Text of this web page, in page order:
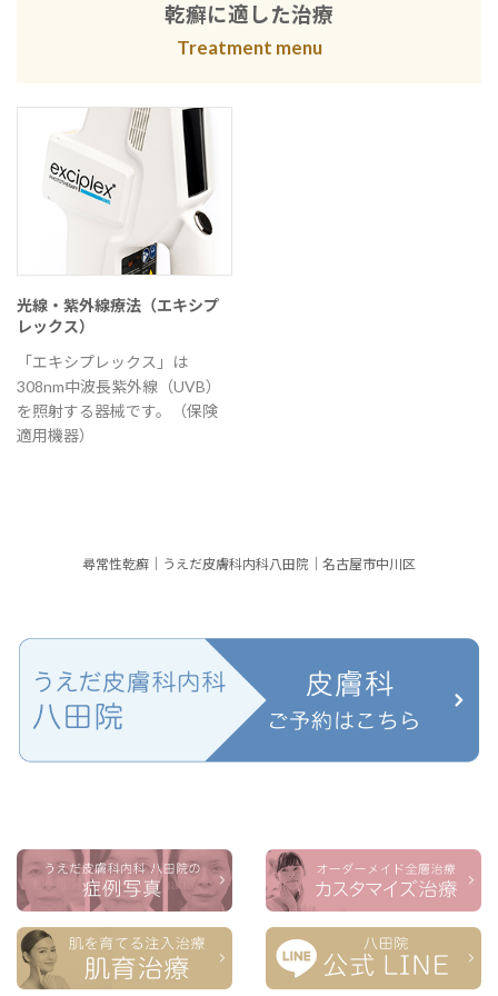
乾癬に適した治療
Treatment menu
光線・紫外線療法（エキシプ
レックス）
「エキシプレックス」は
308nm中波長紫外線（UVB）
を照射する器械です。（保険
適用機器）
尋常性乾癬｜うえだ皮膚科内科八田院｜名古屋市中川区